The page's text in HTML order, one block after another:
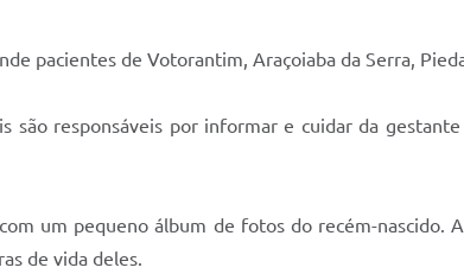
pacientes de Votorantim, Araçoiaba da Serra,
são responsáveis por informar e cuidar da
um pequeno álbum de fotos do recém-nascido.
de vida deles.